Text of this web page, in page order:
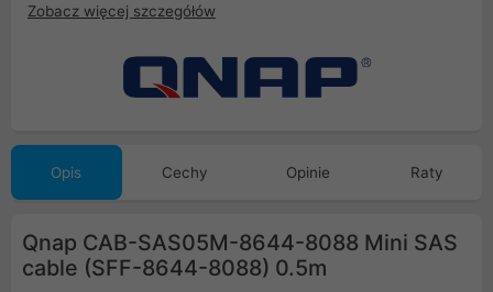
Zobacz więcej szczegółów
Opis Cechy Opinie Raty
Qnap CAB-SAS05M-8644-8088 Mini SAS
cable (SFF-8644-8088) 0.5m